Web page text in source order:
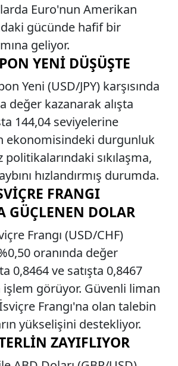
Euro'nun Amerikan
gücünde hafif bir
geliyor.
YENI DÜŞÜŞTE
Yeni (USD/JPY) karşısında
değer kazanarak alışta
144,04 seviyelerine
ekonomisindeki durgunluk
sıkılaşma,
hızlandırmış durumda.
FRANGI
GÜÇLENEN DOLAR
Frangı (USD/CHF)
oranında değer
0,8464 ve satışta 0,8467
görüyor. Güvenli liman
Frangı'na olan talebin
yükselişini destekliyor.
ZAYIFLIYOR